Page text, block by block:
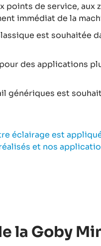
points de service, aux
immédiat de la
est souhaitée
des applications
génériques est
éclairage est
et nos
la Goby